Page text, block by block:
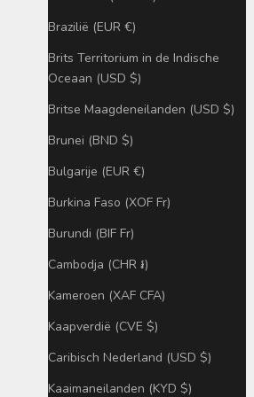
Brazilië (EUR €)
Brits Territorium in de Indische
Oceaan (USD $)
Britse Maagdeneilanden (USD $)
Brunei (BND $)
Bulgarije (EUR €)
Burkina Faso (XOF Fr)
Burundi (BIF Fr)
Cambodja (CHR ៛)
Kameroen (XAF CFA)
Kaapverdië (CVE $)
Caribisch Nederland (USD $)
Kaaimaneilanden (KYD $)